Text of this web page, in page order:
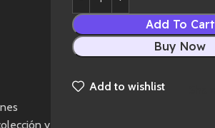
y
Add To Cart
Buy Now
Add to wishlist